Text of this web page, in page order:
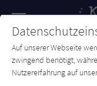
SUCHE
Auf unserer Webseite
zwingend benötigt,
Nutzererfahrung auf